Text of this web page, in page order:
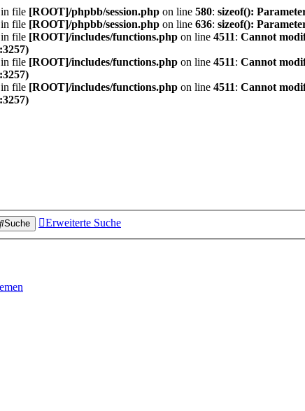
file [ROOT]/phpbb/session.php on line 580: sizeof():
file [ROOT]/phpbb/session.php on line 636: sizeof():
file [ROOT]/includes/functions.php on line 4511: Cannot
file [ROOT]/includes/functions.php on line 4511: Cannot
file [ROOT]/includes/functions.php on line 4511: Cannot
Suche Erweiterte Suche